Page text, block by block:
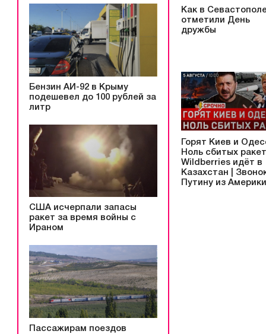
Бензин АИ-92 в Крыму
подешевел до 100 рублей за
литр
США исчерпали запасы
ракет за время войны с
Ираном
Пассажирам поездов
Как в
отметили День
дружбы
Горят Киев и
Ноль сбитых ракет
Wildberries идёт в
Казахстан |
Путину из Америки